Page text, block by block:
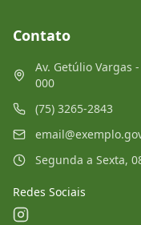
Contato
Av. Getúlio Vargas
000
(75) 3265-2843
Segunda a Sexta,
Redes Sociais